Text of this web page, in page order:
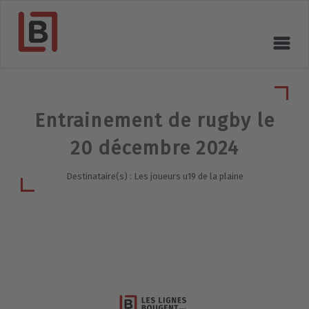
Entrainement de rugby le
20 décembre 2024
Destinataire(s) : Les joueurs u19 de la plaine